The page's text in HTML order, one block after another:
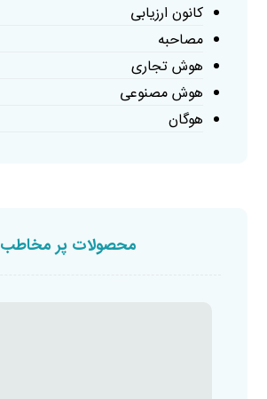
کانون ارزیابی
مصاحبه
هوش تجاری
هوش مصنوعی
هوگان
محصولات پر مخاطب